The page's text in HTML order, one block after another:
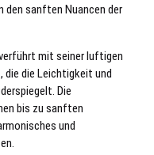
den sanften Nuancen der
mit seiner luftigen
die die Leichtigkeit und
Die
bis zu sanften
und